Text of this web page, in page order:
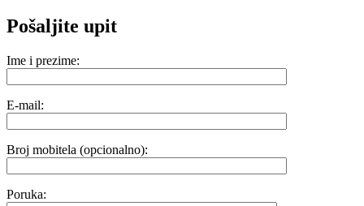
Pošaljite upit
Ime i prezime:
E-mail:
Broj mobitela (opcionalno):
Poruka: